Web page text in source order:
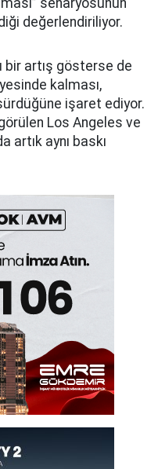
senaryosunun
değerlendiriliyor.
bir artış gösterse de
kalması,
işaret ediyor.
Los Angeles ve
artık aynı baskı